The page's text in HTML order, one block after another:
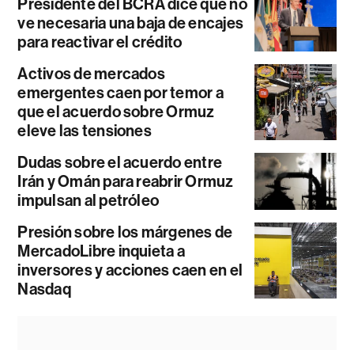
Presidente del BCRA dice que no
ve necesaria una baja de encajes
para reactivar el crédito
Activos de mercados
emergentes caen por temor a
que el acuerdo sobre Ormuz
eleve las tensiones
Dudas sobre el acuerdo entre
Irán y Omán para reabrir Ormuz
impulsan al petróleo
Presión sobre los márgenes de
MercadoLibre inquieta a
inversores y acciones caen en el
Nasdaq